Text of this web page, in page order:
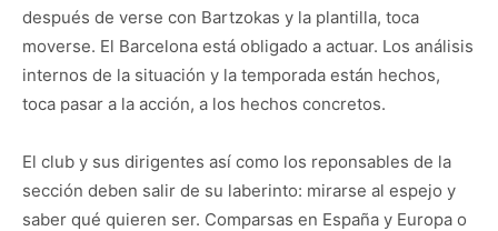
después de verse con Bartzokas y la plantilla, toca
moverse. El Barcelona está obligado a actuar. Los análisis
internos de la situación y la temporada están hechos,
toca pasar a la acción, a los hechos concretos.
El club y sus dirigentes así como los reponsables de la
sección deben salir de su laberinto: mirarse al espejo y
saber qué quieren ser. Comparsas en España y Europa o